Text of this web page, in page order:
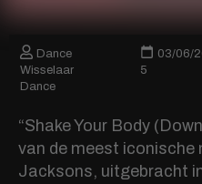
Dance
Wisselaar
Dance
03/06/
5
“Shake Your Body
van de meest iconische
Jacksons, uitgebracht